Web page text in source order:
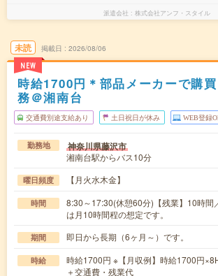
派遣会社 株式会社アンフ・スタイル
未読
NEW
掲載日 2026/08/06
時給1700円＊部品メーカーで購
務＠湘南台
交通費別途支給あり 土日祝日が休み WEB登録
勤務地 神奈川県藤沢市
湘南台駅からバス10分
曜日頻度 【月火水木金】
時間
8:30～17:30(休憩60分)【残業】10時間
は月10時間程の想定です。
期間 即日から長期（6ヶ月～）です。
時給
時給1700円 ※【月収例】時給1700円
＋交通費・残業代